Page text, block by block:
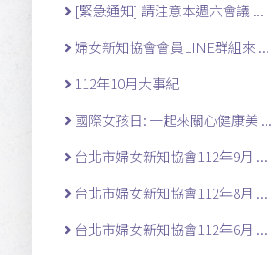
[緊急通知] 請注意本週六會議 ...
婦女新知協會會員LINE群組來 ...
112年10月大事紀
國際女孩日: 一起來關心健康美 ...
台北市婦女新知協會112年9月 ...
台北市婦女新知協會112年8月 ...
台北市婦女新知協會112年6月 ...